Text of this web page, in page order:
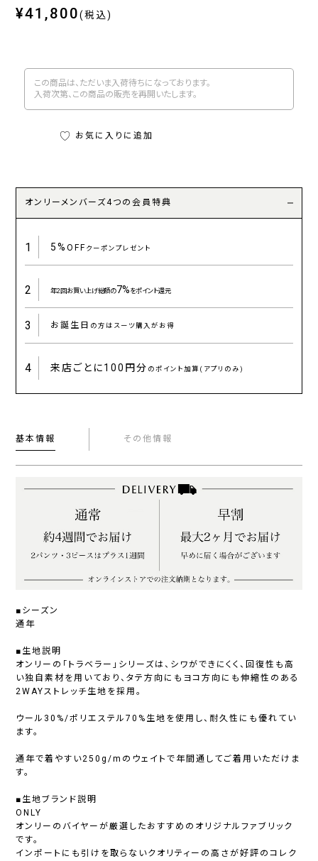
¥41,800(税込)
この商品は、ただいま入荷待ちになっております。
入荷次第、この商品の販売を再開いたします。
お気に入りに追加
オンリーメンバーズ4つの会員特典
1 5%OFFクーポンプレゼント
2 年2回お買い上げ総額の7%をポイント還元
3 お誕生日 の方はスーツ購入がお得
4 来店ごとに100円分 のポイント加算(アプリのみ)
基本情報 その他情報
■シーズン
通年
■生地説明
オンリーの「トラベラー」シリーズは、シワができにくく、回復性も高
い独自素材を用いており、タテ方向にもヨコ方向にも伸縮性のある
2WAYストレッチ生地を採用。
ウール30%/ポリエステル70%生地を使用し、耐久性にも優れてい
ます。
通年で着やすい250g/mのウェイトで年間通してご着用いただけま
す。
■生地ブランド説明
ONLY
オンリーのバイヤーが厳選したおすすめのオリジナルファブリック
です。
インポートにも引けを取らないクオリティーの高さが好評のコレク